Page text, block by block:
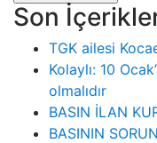
Son
TGK ailesi
Kolaylı: 10
olmalıdır
BASIN İLAN
BASININ